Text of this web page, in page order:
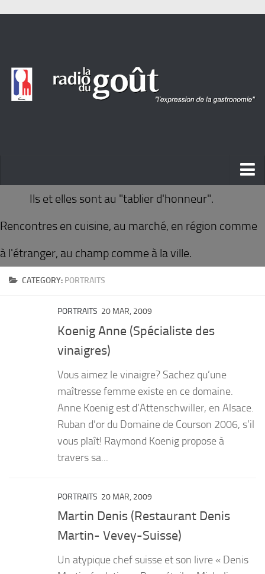
ACTUALITÉ
PRODUITS
Ils et elles sont au "tablier d'honneur".
Rencontres en cuisine, au marché, en région comme
à l'étranger, au champ comme à la ville.
CATEGORY: PORTRAITS
PORTRAITS 20 MAR, 2009
Koenig Anne (Spécialiste des
vinaigres)
Vous aimez le vinaigre? Sachez qu’une
maîtresse femme existe en ce domaine.
Anne Koenig est d’Attenschwiller, en Alsace.
Ruban d’or du Domaine de Courson 2006, s’il
vous plaît! Raymond Koenig propose à
travers sa...
PORTRAITS 20 MAR, 2009
Martin Denis (Restaurant Denis
Martin- Vevey-Suisse)
Un atypique chef suisse et son livre « Denis